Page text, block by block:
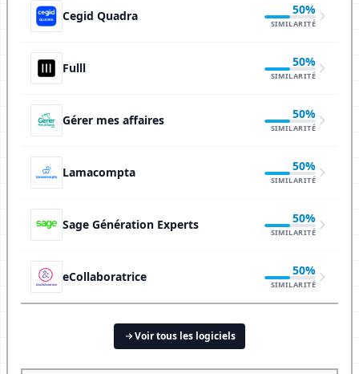
Cegid Quadra 50%
SIMILARITÉ
Fulll 50%
SIMILARITÉ
Gérer mes affaires 50%
SIMILARITÉ
Lamacompta 50%
SIMILARITÉ
Sage Génération Experts 50%
SIMILARITÉ
eCollaboratrice 50%
SIMILARITÉ
Voir tous les logiciels